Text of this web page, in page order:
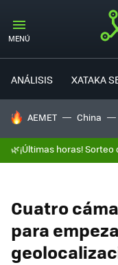
MENÚ
ANÁLISIS XATAKA
HOY SE HABLA DE
AEMET China
🌿¡Últimas horas!
Cuatro
para